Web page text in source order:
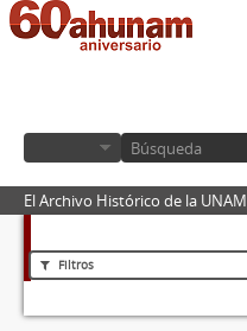
El Archivo Histórico de la UNAM
Filtros